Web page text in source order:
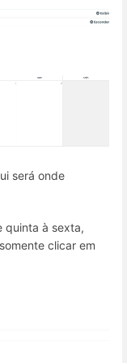
será onde
quinta à sexta,
clicar em